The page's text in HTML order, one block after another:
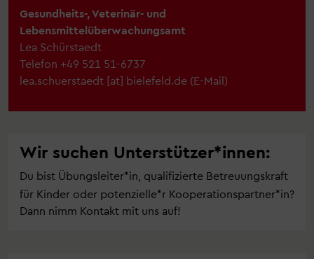
Gesundheits-, Veterinär- und
Lebensmittelüberwachungsamt
Lea Schürstaedt
Telefon +49 521 51-6737
lea.schuerstaedt [at] bielefeld.de (E-Mail)
Wir suchen Unterstützer*innen:
Du bist Übungsleiter*in, qualifizierte Betreuungskraft
für Kinder oder potenzielle*r Kooperationspartner*in?
Dann nimm Kontakt mit uns auf!